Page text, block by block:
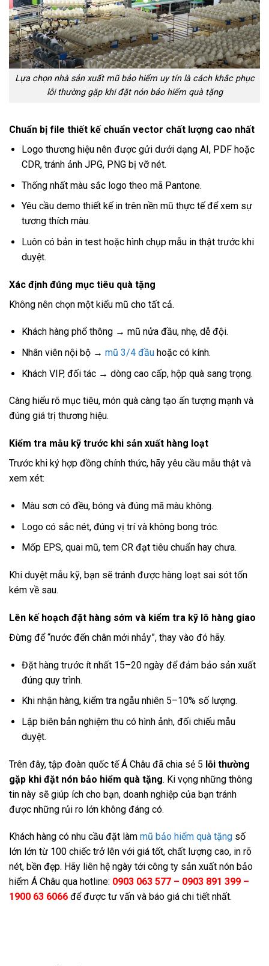
Lựa chọn nhà sản xuất mũ bảo hiểm uy tín là cách khắc phục
lỗi thường gặp khi đặt nón bảo hiểm quà tặng
Chuẩn bị file thiết kế chuẩn vector chất lượng cao nhất
Logo thương hiệu nên được gửi dưới dạng AI, PDF hoặc
CDR, tránh ảnh JPG, PNG bị vỡ nét.
Thống nhất màu sắc logo theo mã Pantone.
Yêu cầu demo thiết kế in trên nền mũ thực tế để xem sự
tương thích màu.
Luôn có bản in test hoặc hình chụp mẫu in thật trước khi
duyệt.
Xác định đúng mục tiêu quà tặng
Không nên chọn một kiểu mũ cho tất cả.
Khách hàng phổ thông → mũ nửa đầu, nhẹ, dễ đội.
Nhân viên nội bộ → mũ 3/4 đầuhoặc có kính.
Khách VIP, đối tác → dòng cao cấp, hộp quà sang trọng.
Càng hiểu rõ mục tiêu, món quà càng tạo ấn tượng mạnh và
đúng giá trị thương hiệu.
Kiểm tra mẫu kỹ trước khi sản xuất hàng loạt
Trước khi ký hợp đồng chính thức, hãy yêu cầu mẫu thật và
xem xét:
Màu sơn có đều, bóng và đúng mã màu không.
Logo có sắc nét, đúng vị trí và không bong tróc.
Mốp EPS, quai mũ, tem CR đạt tiêu chuẩn hay chưa.
Khi duyệt mẫu kỹ, bạn sẽ tránh được hàng loạt sai sót tốn
kém về sau.
Lên kế hoạch đặt hàng sớm và kiểm tra kỹ lô hàng giao
Đừng để “nước đến chân mới nhảy”, thay vào đó hãy.
Đặt hàng trước ít nhất 15–20 ngày để đảm bảo sản xuất
đúng quy trình.
Khi nhận hàng, kiểm tra ngẫu nhiên 5–10% số lượng.
Lập biên bản nghiệm thu có hình ảnh, đối chiếu mẫu
duyệt.
Trên đây, tập đoàn quốc tế Á Châu đã chia sẻ 5 lỗi thường
gặp khi đặt nón bảo hiểm quà tặng. Ki vọng những thông
tin này sẽ giúp ích cho bạn, doanh nghiệp của bạn tránh
được những rủi ro lớn không đáng có.
Khách hàng có nhu cầu đặt làm mũ bảo hiểm quà tặng số
lớn lớn từ 100 chiếc trở lên với giá tốt, chất lượng cao, in rõ
nét, bền đẹp. Hãy liên hệ ngày tới công ty sản xuất nón bảo
hiểm Á Châu qua hotline: 0903 063 577 – 0903 891 399 –
1900 63 6066 để được tư vấn và báo giá chi tiết nhất.